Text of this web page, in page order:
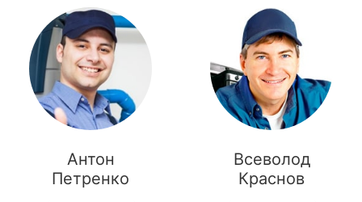
Антон
Петренко
Всеволод
Краснов